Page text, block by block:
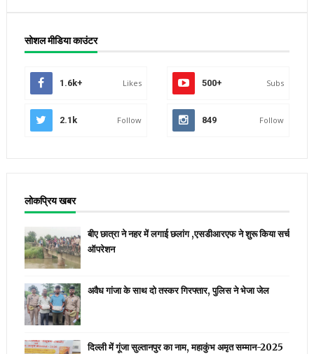
सोशल मीडिया काउंटर
1.6k+ Likes 500+ Subs
2.1k Follow 849 Follow
लोकप्रिय खबर
बीए छात्रा ने नहर में लगाई छलांग ,एसडीआरएफ ने शुरू किया सर्च
ऑपरेशन
अवैध गांजा के साथ दो तस्कर गिरफ्तार, पुलिस ने भेजा जेल
दिल्ली में गूंजा सुल्तानपुर का नाम, महाकुंभ अमृत सम्मान-2025